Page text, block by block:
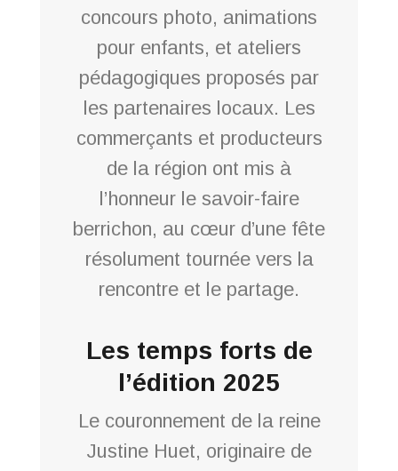
concours photo, animations
pour enfants, et ateliers
pédagogiques proposés par
les partenaires locaux. Les
commerçants et producteurs
de la région ont mis à
l’honneur le savoir-faire
berrichon, au cœur d’une fête
résolument tournée vers la
rencontre et le partage.
Les temps forts de
l’édition 2025
Le couronnement de la reine
Justine Huet, originaire de